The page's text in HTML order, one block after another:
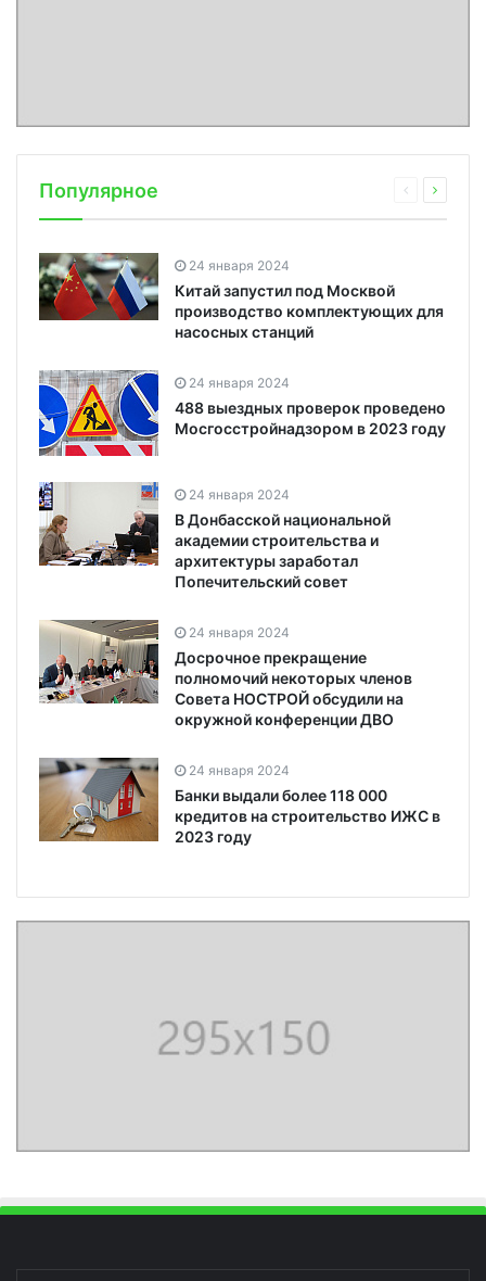
Популярное
24 января 2024
Китай запустил под Москвой
производство комплектующих для
насосных станций
24 января 2024
488 выездных проверок проведено
Мосгосстройнадзором в 2023 году
24 января 2024
В Донбасской национальной
академии строительства и
архитектуры заработал
Попечительский совет
24 января 2024
Досрочное прекращение
полномочий некоторых членов
Совета НОСТРОЙ обсудили на
окружной конференции ДВО
24 января 2024
Банки выдали более 118 000
кредитов на строительство ИЖС в
2023 году